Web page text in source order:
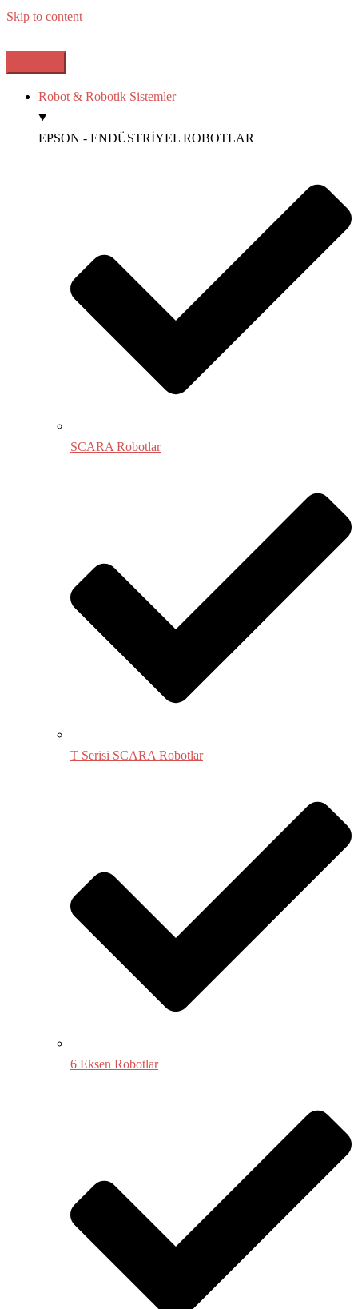
Skip to content
Robot & Robotik Sistemler
EPSON - ENDÜSTRİYEL ROBOTLAR
SCARA Robotlar
T Serisi SCARA Robotlar
6 Eksen Robotlar